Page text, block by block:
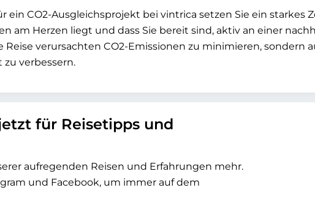
ein CO2-Ausgleichsprojekt bei vintrica setzen Sie ein starkes
am Herzen liegt und dass Sie bereit sind, aktiv an einer
Reise verursachten CO2-Emissionen zu minimieren, sondern
verbessern.
für Reisetipps und
aufregenden Reisen und Erfahrungen mehr.
und Facebook, um immer auf dem